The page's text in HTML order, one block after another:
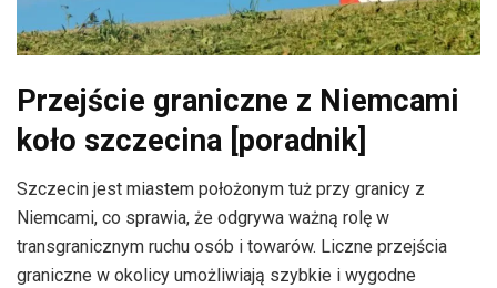
Przejście graniczne z Niemcami
koło szczecina [poradnik]
Szczecin jest miastem położonym tuż przy granicy z
Niemcami, co sprawia, że odgrywa ważną rolę w
transgranicznym ruchu osób i towarów. Liczne przejścia
graniczne w okolicy umożliwiają szybkie i wygodne